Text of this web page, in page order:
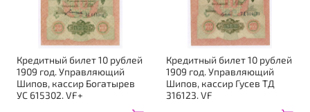
Кредитный билет 10 рублей
1909 год. Управляющий
Шипов, кассир Богатырев
УС 615302. VF+
Кредитный билет 10 рублей
1909 год. Управляющий
Шипов, кассир Гусев ТД
316123. VF